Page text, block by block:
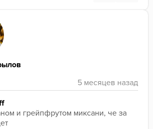
и грейпфрутом миксани, че за